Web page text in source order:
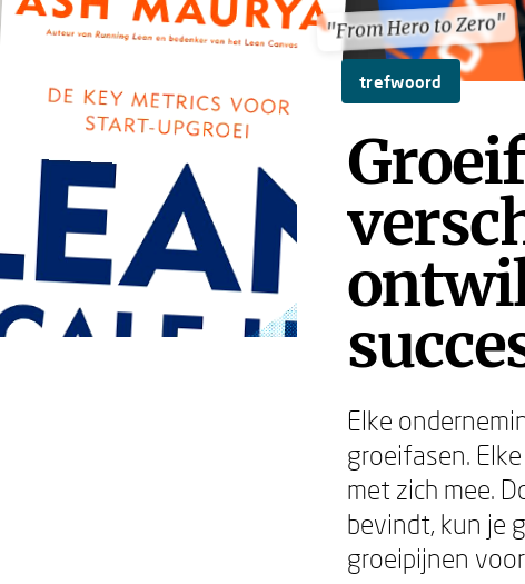
"From Hero to Zero"
"From Hero to Zero"
trefwoord
Elke
groeifasen.
met zich mee.
bevindt, kun je
groeipijnen